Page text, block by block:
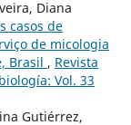
Diana
casos de
de micologia
Brasil , Revista
Vol. 33
Gutiérrez,